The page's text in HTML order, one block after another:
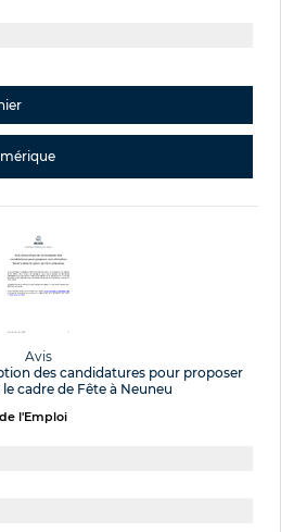
Avis
des candidatures pour proposer
cadre de Fête à Neuneu
l'Emploi